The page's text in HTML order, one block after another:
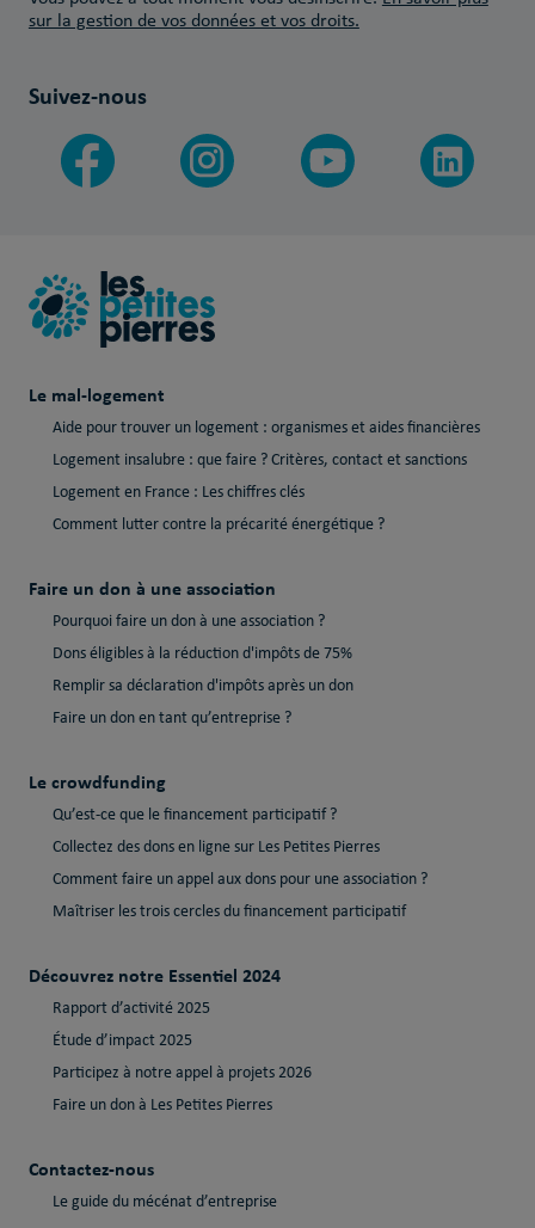
sur la gestion de vos données et vos droits.
Suivez-nous
Le mal-logement
Aide pour trouver un logement : organismes et aides financières
Logement insalubre : que faire ? Critères, contact et sanctions
Logement en France : Les chiffres clés
Comment lutter contre la précarité énergétique ?
Faire un don à une association
Pourquoi faire un don à une association ?
Dons éligibles à la réduction d'impôts de 75%
Remplir sa déclaration d'impôts après un don
Faire un don en tant qu’entreprise ?
Le crowdfunding
Qu’est-ce que le financement participatif ?
Collectez des dons en ligne sur Les Petites Pierres
Comment faire un appel aux dons pour une association ?
Maîtriser les trois cercles du financement participatif
Découvrez notre Essentiel 2024
Rapport d’activité 2025
Étude d’impact 2025
Participez à notre appel à projets 2026
Faire un don à Les Petites Pierres
Contactez-nous
Le guide du mécénat d’entreprise